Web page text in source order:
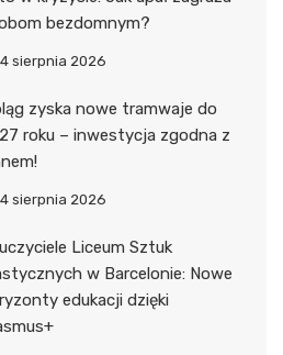
bezdomnym?
4 sierpnia 2026
zyska nowe tramwaje do
roku – inwestycja zgodna z
4 sierpnia 2026
Liceum Sztuk
w Barcelonie: Nowe
edukacji dzięki